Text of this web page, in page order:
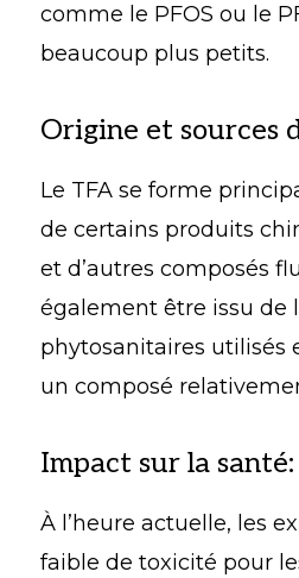
comme le PFOS ou le
beaucoup plus petits.
Origine et sources
Le TFA se forme
de certains produits
et d’autres composés
également être issu de
phytosanitaires utilisés
un composé
Impact sur la
À l’heure actuelle, les
faible de toxicité pour